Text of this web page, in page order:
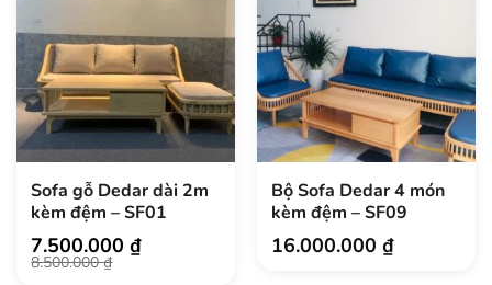
Sofa gỗ Dedar dài 2m
kèm đệm – SF01
8.500.000₫
Giá
gốc
7.500.000₫
Giá
hiện
Bộ Sofa Dedar 4 món
kèm đệm – SF09
16.000.000₫